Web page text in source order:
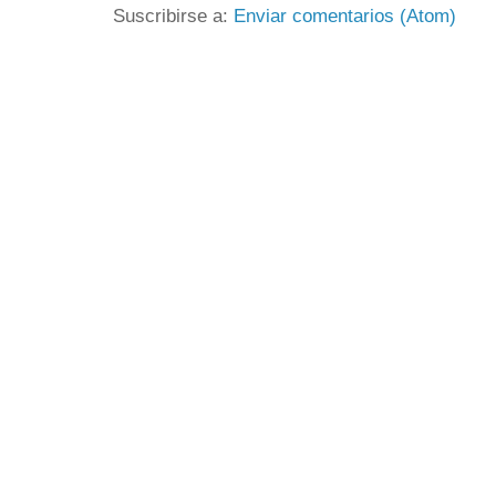
Suscribirse a: Enviar comentarios (Atom)